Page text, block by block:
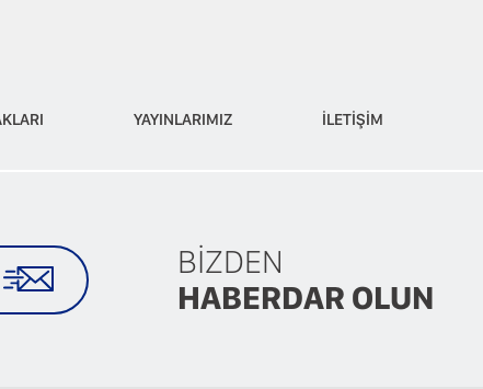
YAYINLARIMIZ İLETİŞİM
BİZDEN
HABERDAR OLUN